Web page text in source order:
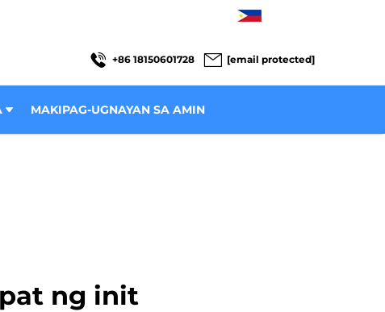
+86 18150601728 [email protected]
MAKIPAG-UGNAYAN SA AMIN
ng init